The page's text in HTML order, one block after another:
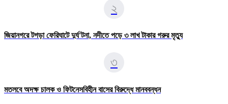
২
জিয়ানগরে টগড়া ফেরিঘাটে দুর্ঘ'টনা, নদীতে পড়ে ৩ লাখ টাকার গরুর মৃত্যু
৩
মতলবে অদক্ষ চালক ও ফিটনেসবিহীন বাসের বিরুদ্ধে মানববন্ধন